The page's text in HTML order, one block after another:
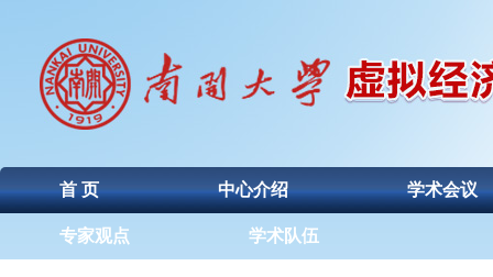
首 页 中心介绍 学术会议
专家观点 学术队伍